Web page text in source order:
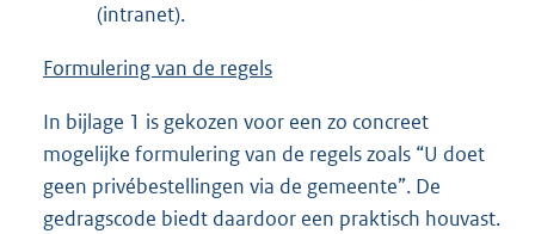
(intranet).
Formulering van de regels
In bijlage 1 is gekozen voor een zo concreet
mogelijke formulering van de regels zoals “U doet
geen privébestellingen via de gemeente”. De
gedragscode biedt daardoor een praktisch houvast.